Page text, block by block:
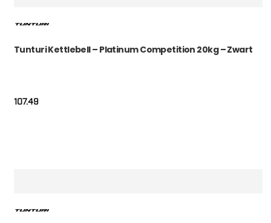
Tunturi Kettlebell – Platinum Competition 20kg – Zwart
107.49